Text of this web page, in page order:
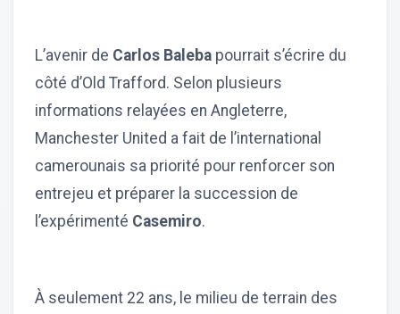
L’avenir de Carlos Baleba pourrait s’écrire du
côté d’Old Trafford. Selon plusieurs
informations relayées en Angleterre,
Manchester United a fait de l’international
camerounais sa priorité pour renforcer son
entrejeu et préparer la succession de
l’expérimenté Casemiro.
À seulement 22 ans, le milieu de terrain des